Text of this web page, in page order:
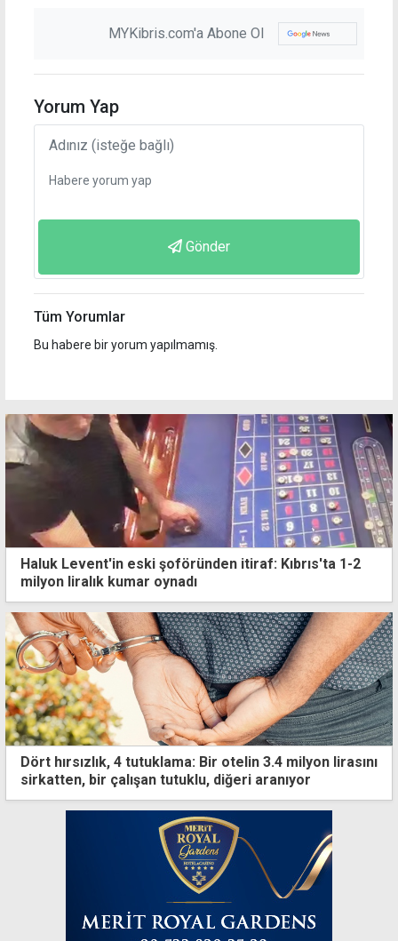
MYKibris.com'a Abone Ol
Yorum Yap
Gönder
Tüm Yorumlar
Bu habere bir yorum yapılmamış.
Haluk Levent'in eski şoföründen itiraf: Kıbrıs'ta 1-2
milyon liralık kumar oynadı
Dört hırsızlık, 4 tutuklama: Bir otelin 3.4 milyon lirasını
sirkatten, bir çalışan tutuklu, diğeri aranıyor